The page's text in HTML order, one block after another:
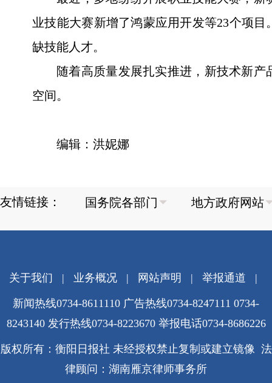
业技能大赛新增了鸿蒙应用开发等23个项
缺技能人才。
随着高质量发展扎实推进，新技术新
空间。
编辑：洪妮娜
友情链接：
关于我们 | 业务概况| 网站声明 | 举报通道 |
新闻热线0734-8611110 广告热线0734-8247111 0734-
8243140 发行热线0734-8223670 举报电话0734-8686226
版权所有：衡阳日报社 未经授权禁止复制或建立镜像 法
律顾问：湖南雁京律师事务所